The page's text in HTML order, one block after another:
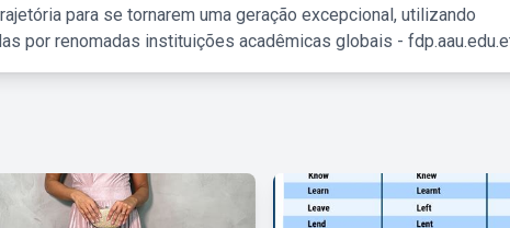
para se tornarem uma geração excepcional, utilizando
por renomadas instituições acadêmicas globais -